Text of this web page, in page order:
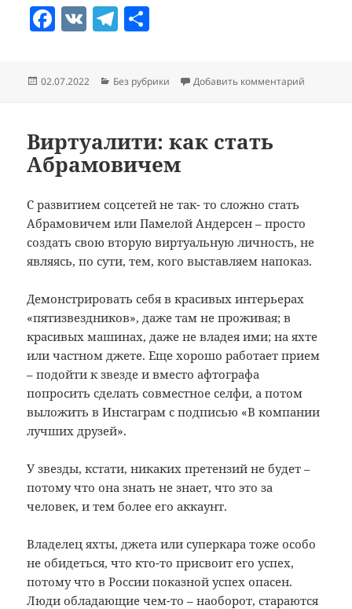
F
e
o
o
k
V T
gr
m
р
в
и
т
ь
Опубликовано
02.07.2022 Рубрики
Без рубрики Добавить комментарий
Виртуалити: как стать
Абрамовичем
С развитием соцсетей не так- то сложно стать
Абрамовичем или Памелой Андерсен – просто
создать свою вторую виртуальную личность, не
являясь, по сути, тем, кого выставляем напоказ.
Демонстрировать себя в красивых интерьерах
«пятизвездников», даже там не проживая; в
красивых машинах, даже не владея ими; на яхте
или частном джете. Еще хорошо работает прием
– подойти к звезде и вместо афтографа
попросить сделать совместное селфи, а потом
выложить в Инстаграм с подписью «В компании
лучших друзей».
У звезды, кстати, никаких претензий не будет –
потому что она знать не знает, что это за
человек, и тем более его аккаунт.
Владелец яхты, джета или суперкара тоже особо
не обидеться, что кто-то присвоит его успех,
потому что в России показной успех опасен.
Люди обладающие чем-то – наоборот, стараются